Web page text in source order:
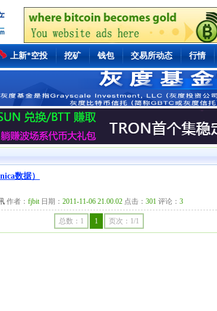
上新*空投 挖矿 钱包 交易所动态 行情
数据）
作者： fjbit日期： 2011-11-06 21.00.02 点击： 301 评论： 3
总数：1 1 页次：1/1